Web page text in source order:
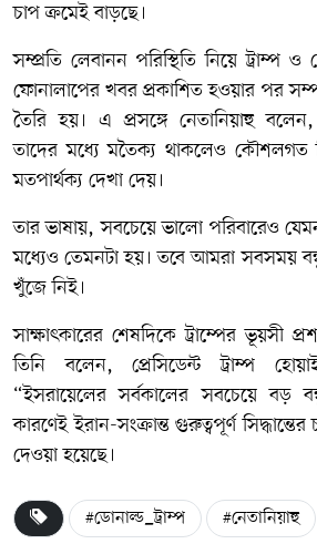
চাপ ক্রমেই বাড়ছে।
সম্প্রতি লেবানন পরিস্থিতি নিয়ে ট্রাম্প ও
ফোনালাপের খবর প্রকাশিত হওয়ার পর
তৈরি হয়। এ প্রসঙ্গে নেতানিয়াহু
তাদের মধ্যে মতৈক্য থাকলেও কৌশলগত
মতপার্থক্য দেখা দেয়।
তার ভাষায়, সবচেয়ে ভালো পরিবারেও
মধ্যেও তেমনটা হয়। তবে আমরা সবসময়
খুঁজে নিই।
সাক্ষাৎকারের শেষদিকে ট্রাম্পের ভূয়সী
তিনি বলেন, প্রেসিডেন্ট ট্রাম্প
“ইসরায়েলের সর্বকালের সবচেয়ে বড়
কারণেই ইরান-সংক্রান্ত গুরুত্বপূর্ণ
দেওয়া হয়েছে।
#ডোনাল্ড_ট্রাম্প #নেতানিয়াহু